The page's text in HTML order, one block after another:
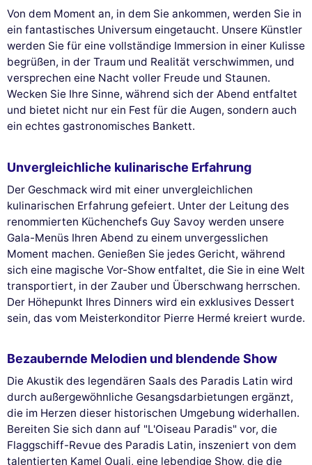
Von dem Moment an, in dem Sie ankommen, werden Sie in
ein fantastisches Universum eingetaucht. Unsere Künstler
werden Sie für eine vollständige Immersion in einer Kulisse
begrüßen, in der Traum und Realität verschwimmen, und
versprechen eine Nacht voller Freude und Staunen.
Wecken Sie Ihre Sinne, während sich der Abend entfaltet
und bietet nicht nur ein Fest für die Augen, sondern auch
ein echtes gastronomisches Bankett.
Unvergleichliche kulinarische Erfahrung
Der Geschmack wird mit einer unvergleichlichen
kulinarischen Erfahrung gefeiert. Unter der Leitung des
renommierten Küchenchefs Guy Savoy werden unsere
Gala-Menüs Ihren Abend zu einem unvergesslichen
Moment machen. Genießen Sie jedes Gericht, während
sich eine magische Vor-Show entfaltet, die Sie in eine Welt
transportiert, in der Zauber und Überschwang herrschen.
Der Höhepunkt Ihres Dinners wird ein exklusives Dessert
sein, das vom Meisterkonditor Pierre Hermé kreiert wurde.
Bezaubernde Melodien und blendende Show
Die Akustik des legendären Saals des Paradis Latin wird
durch außergewöhnliche Gesangsdarbietungen ergänzt,
die im Herzen dieser historischen Umgebung widerhallen.
Bereiten Sie sich dann auf "L'Oiseau Paradis" vor, die
Flaggschiff-Revue des Paradis Latin, inszeniert von dem
talentierten Kamel Ouali, eine lebendige Show, die die